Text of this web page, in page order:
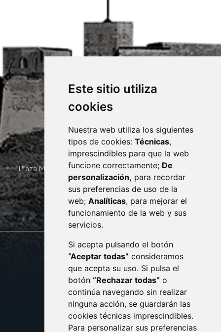
Este sitio utiliza
cookies
Nuestra web utiliza los siguientes
tipos de cookies: Técnicas,
imprescindibles para que la web
funcione correctamente; De
personalización, para recordar
sus preferencias de uso de la
web; Analíticas, para mejorar el
funcionamiento de la web y sus
servicios.
Si acepta pulsando el botón
“Aceptar todas” consideramos
que acepta su uso. Si pulsa el
botón “Rechazar todas” o
continúa navegando sin realizar
ninguna acción, se guardarán las
cookies técnicas imprescindibles.
Para personalizar sus preferencias
Plaza Mayor 4 22400 MONZÓN - ARAGÓN (ESPAÑA)
· (34) 974 400 700 ·
sac@monzon.es
monzon.es
CONTACTO
AVISO LEGAL
PROTECCIÓN DE DATOS
POLÍTICA DE COOKIES
ACCESIBILIDAD
ENLACE EXTERNO AL